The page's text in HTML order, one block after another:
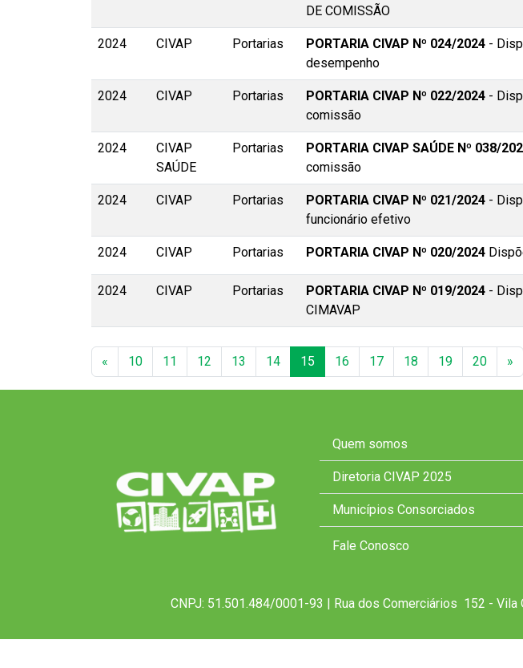
DE COMISSÃO
2024 CIVAP Portarias PORTARIA CIVAP Nº 024/2024 -
desempenho
2024 CIVAP Portarias PORTARIA CIVAP Nº 022/2024 -
comissão
2024
CIVAP
SAÚDE
Portarias PORTARIA CIVAP SAÚDE Nº 038/
comissão
2024 CIVAP Portarias PORTARIA CIVAP Nº 021/2024 -
funcionário efetivo
2024 CIVAP Portarias PORTARIA CIVAP Nº 020/2024
2024 CIVAP Portarias PORTARIA CIVAP Nº 019/2024 -
CIMAVAP
« 10 11 12 13 14 15 16 17 18 19 20 »
Quem somos
Diretoria CIVAP 2025
Municípios Consorciados
Fale Conosco
CNPJ: 51.501.484/0001-93 | Rua dos Comerciários 152 -